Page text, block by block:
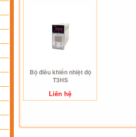
Bộ điều khiển nhiệt độ
T3HS
Liên hệ